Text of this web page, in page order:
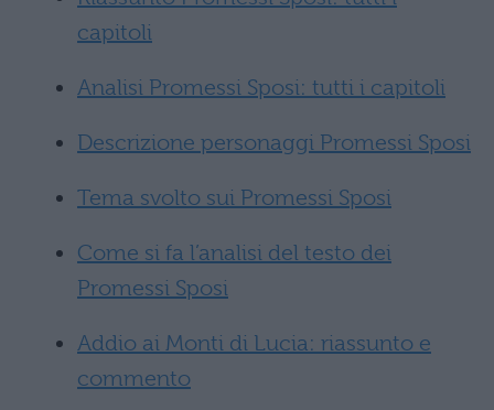
capitoli
Analisi Promessi Sposi: tutti i capitoli
Descrizione personaggi Promessi Sposi
Tema svolto sui Promessi Sposi
Come si fa l’analisi del testo dei
Promessi Sposi
Addio ai Monti di Lucia: riassunto e
commento